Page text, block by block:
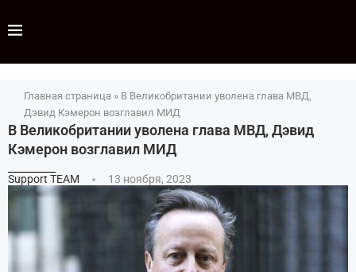
Главная страница » В Великобритании уволена глава МВД,
Дэвид Кэмерон возглавил МИД
В Великобритании уволена глава МВД, Дэвид
Кэмерон возглавил МИД
Support TEAM 13 ноября, 2023